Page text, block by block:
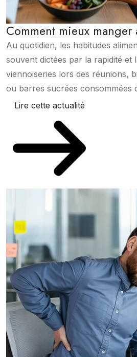
Comment mieux manger
Au quotidien, les habitudes
souvent dictées par la rapidité et
viennoiseries lors des réunions,
ou barres sucrées consommées
Lire cette actualité